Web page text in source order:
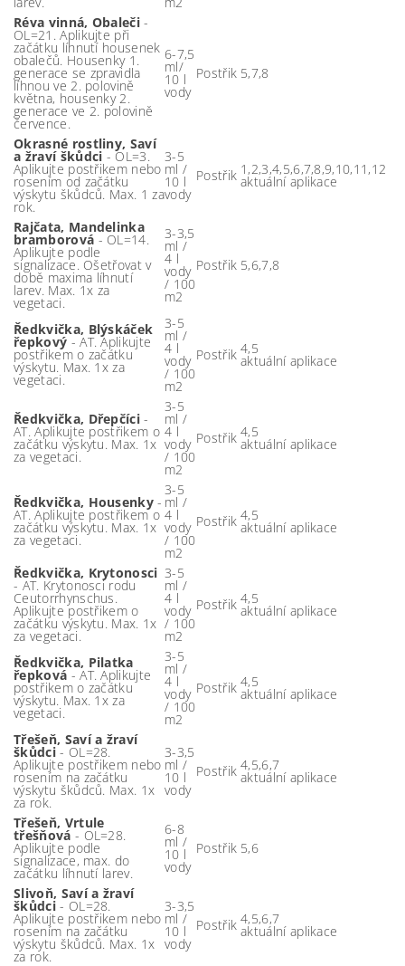
Réva vinná, Obaleči -
OL=21. Aplikujte při
začátku líhnutí housenek
obalečů. Housenky 1.
generace se zpravidla
líhnou ve 2. polovině
května, housenky 2.
generace ve 2. polovině
července.
6-7,5
ml/
10 l
vody
Postřik 5,7,8
Okrasné rostliny, Saví
a žraví škůdci - OL=3.
Aplikujte postřikem nebo
rosením od začátku
výskytu škůdců. Max. 1 za
rok.
3-5
ml /
10 l
vody
Postřik 1,2,3,4,5,6,7,8,9,10,11,12
aktuální aplikace
Rajčata, Mandelinka
bramborová - OL=14.
Aplikujte podle
signalizace. Ošetřovat v
době maxima líhnutí
larev. Max. 1x za
vegetaci.
3-3,5
ml /
4 l
vody
/ 100
m2
Postřik 5,6,7,8
Ředkvička, Blýskáček
řepkový - AT. Aplikujte
postřikem o začátku
výskytu. Max. 1x za
vegetaci.
3-5
ml /
4 l
vody
/ 100
m2
Postřik 4,5
aktuální aplikace
Ředkvička, Dřepčíci -
AT. Aplikujte postřikem o
začátku výskytu. Max. 1x
za vegetaci.
3-5
ml /
4 l
vody
/ 100
m2
Postřik 4,5
aktuální aplikace
Ředkvička, Housenky -
AT. Aplikujte postřikem o
začátku výskytu. Max. 1x
za vegetaci.
3-5
ml /
4 l
vody
/ 100
m2
Postřik 4,5
aktuální aplikace
Ředkvička, Krytonosci
- AT. Krytonosci rodu
Ceutorrhynschus.
Aplikujte postřikem o
začátku výskytu. Max. 1x
za vegetaci.
3-5
ml /
4 l
vody
/ 100
m2
Postřik 4,5
aktuální aplikace
Ředkvička, Pilatka
řepková - AT. Aplikujte
postřikem o začátku
výskytu. Max. 1x za
vegetaci.
3-5
ml /
4 l
vody
/ 100
m2
Postřik 4,5
aktuální aplikace
Třešeň, Saví a žraví
škůdci- OL=28.
Aplikujte postřikem nebo
rosením na začátku
výskytu škůdců. Max. 1x
za rok.
3-3,5
ml /
10 l
vody
Postřik 4,5,6,7
aktuální aplikace
Třešeň, Vrtule
třešňová - OL=28.
Aplikujte podle
signalizace, max. do
začátku líhnutí larev.
6-8
ml /
10 l
vody
Postřik 5,6
Slivoň, Saví a žraví
škůdci- OL=28.
Aplikujte postřikem nebo
rosením na začátku
výskytu škůdců. Max. 1x
za rok.
3-3,5
ml /
10 l
vody
Postřik 4,5,6,7
aktuální aplikace